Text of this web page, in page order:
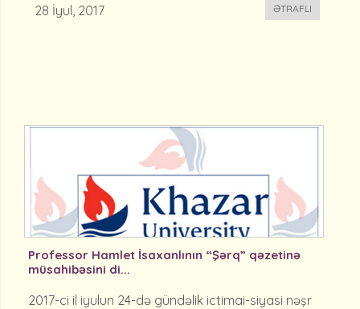
28 İyul, 2017 ƏTRAFLI
Professor Hamlet İsaxanlının “Şərq” qəzetinə
müsahibəsini di...
2017-ci il iyulun 24-də gündəlik ictimai-siyasi nəşr